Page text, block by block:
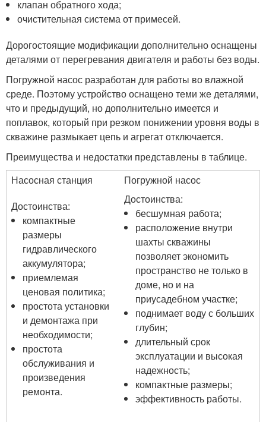
клапан обратного хода;
очистительная система от примесей.
Дорогостоящие модификации дополнительно оснащены
деталями от перегревания двигателя и работы без воды.
Погружной насос разработан для работы во влажной
среде. Поэтому устройство оснащено теми же деталями,
что и предыдущий, но дополнительно имеется и
поплавок, который при резком понижении уровня воды в
скважине размыкает цепь и агрегат отключается.
Преимущества и недостатки представлены в таблице.
Насосная станция
Погружной насос
Достоинства:
компактные
размеры
гидравлического
аккумулятора;
приемлемая
ценовая политика;
простота установки
и демонтажа при
необходимости;
простота
обслуживания и
произведения
ремонта.
Достоинства:
бесшумная работа;
расположение внутри
шахты скважины
позволяет экономить
пространство не только в
доме, но и на
приусадебном участке;
поднимает воду с больших
глубин;
длительный срок
эксплуатации и высокая
надежность;
компактные размеры;
эффективность работы.